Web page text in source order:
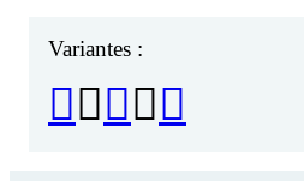
Variantes :
𥂔、𥃃、𣟇